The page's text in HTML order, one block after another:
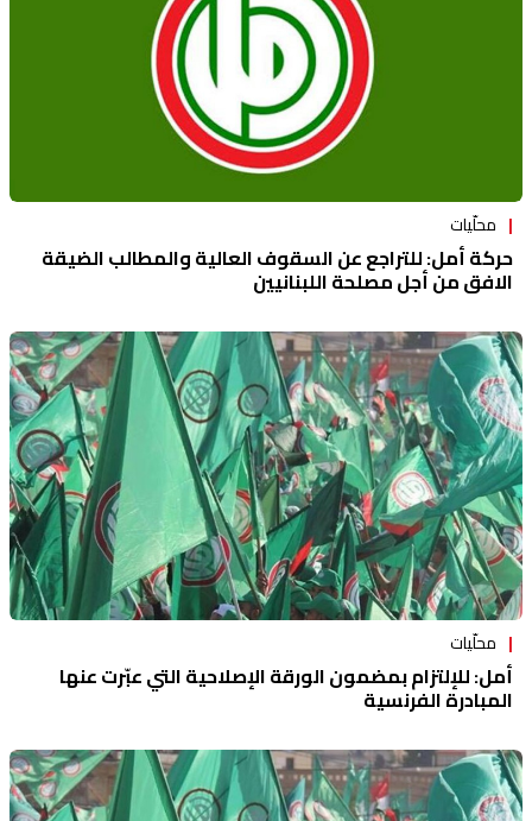
محلّيات
حركة أمل: للتراجع عن السقوف العالية والمطالب الضيقة
الافق من أجل مصلحة اللبنانيين
محلّيات
أمل: للإلتزام بمضمون الورقة الإصلاحية التي عبّرت عنها
المبادرة الفرنسية